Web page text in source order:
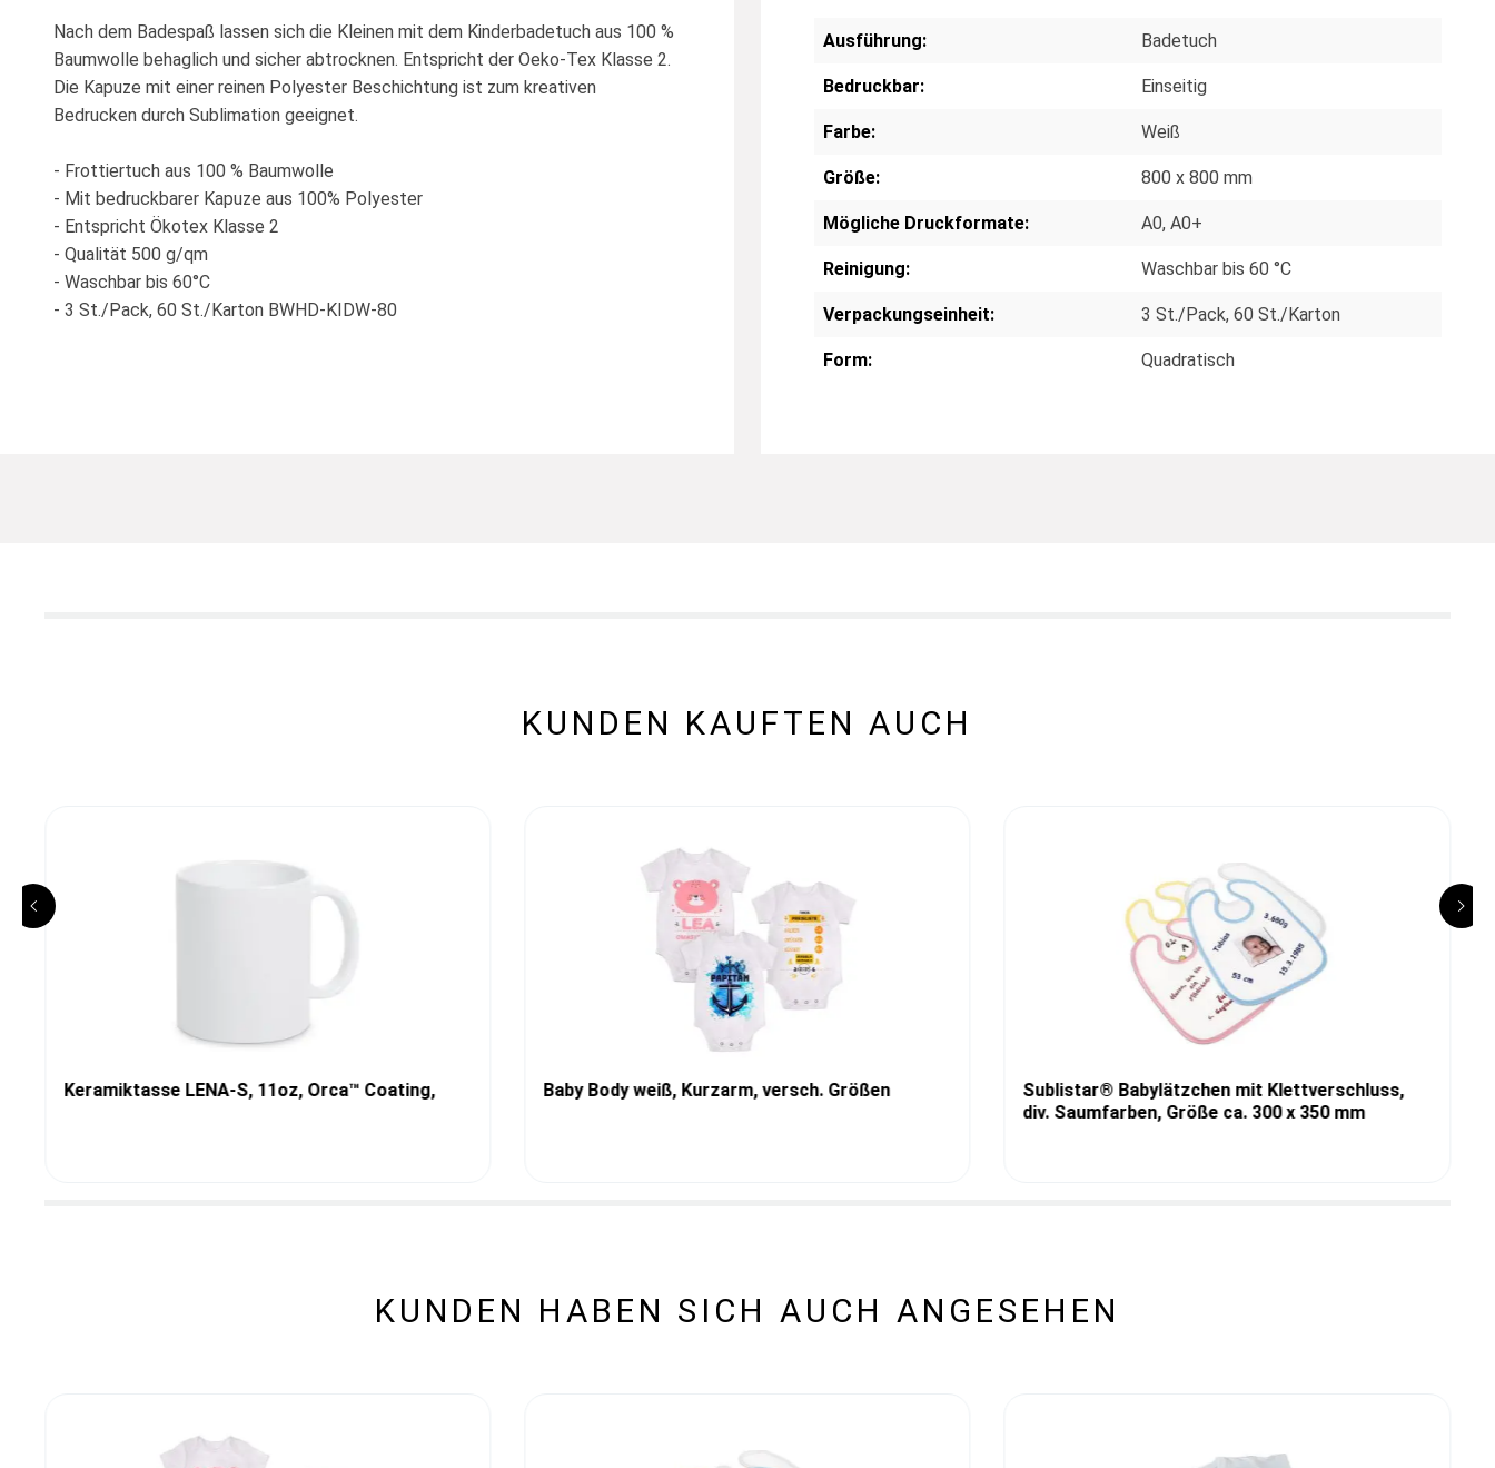
Nach dem Badespaß lassen sich die Kleinen mit dem Kinderbadetuch aus 100 %
Baumwolle behaglich und sicher abtrocknen. Entspricht der Oeko-Tex Klasse 2.
Die Kapuze mit einer reinen Polyester Beschichtung ist zum kreativen
Bedrucken durch Sublimation geeignet.
- Frottiertuch aus 100 % Baumwolle
- Mit bedruckbarer Kapuze aus 100% Polyester
- Entspricht Ökotex Klasse 2
- Qualität 500 g/qm
- Waschbar bis 60°C
- 3 St./Pack, 60 St./Karton BWHD-KIDW-80
Ausführung: Badetuch
Bedruckbar: Einseitig
Farbe: Weiß
Größe: 800 x 800 mm
Mögliche Druckformate: A0, A0+
Reinigung: Waschbar bis 60 °C
Verpackungseinheit: 3 St./Pack, 60 St./Karton
Form: Quadratisch
KUNDEN KAUFTEN AUCH
Keramiktasse LENA-S, 11oz, Orca™ Coating, Baby Body weiß, Kurzarm, versch. Größen
Sublistar® Babylätzchen mit Klettverschluss,
div. Saumfarben, Größe ca. 300 x 350 mm
KUNDEN HABEN SICH AUCH ANGESEHEN